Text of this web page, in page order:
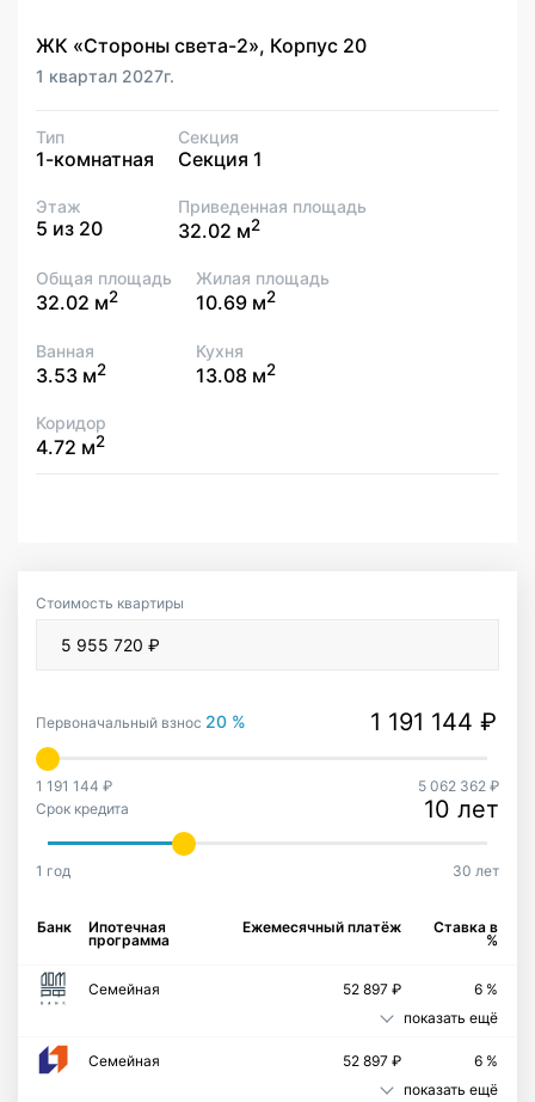
ЖК «Стороны света-2», Корпус 20
1 квартал 2027г.
Тип
1-комнатная
Секция
Секция 1
Этаж
5 из 20
Приведенная площадь
32.02 м2
Общая площадь
32.02 м2
Жилая площадь
10.69 м2
Ванная
3.53 м2
Кухня
13.08 м2
Коридор
4.72 м2
Стоимость квартиры
Первоначальный взнос 20 %
1 191 144 ₽
5 062 362 ₽
Срок кредита
10 лет
1 год 30 лет
Банк Ипотечная
программа
Ежемесячный платёж Ставка в
%
Семейная 52 897 ₽
6 %
показать ещё
Семейная 52 897 ₽
6 %
показать ещё